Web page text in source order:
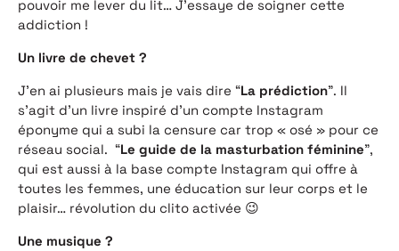
pouvoir me lever du lit… J’essaye de soigner cette
addiction !
Un livre de chevet ?
J’en ai plusieurs mais je vais dire “La prédiction”. Il
s’agit d’un livre inspiré d’un compte Instagram
éponyme qui a subi la censure car trop « osé » pour ce
réseau social. “Le guide de la masturbation féminine”,
qui est aussi à la base compte Instagram qui offre à
toutes les femmes, une éducation sur leur corps et le
plaisir… révolution du clito activée 😉
Une musique ?